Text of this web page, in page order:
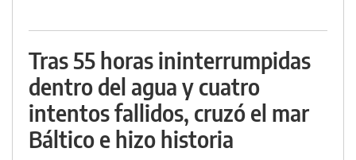
Tras 55 horas ininterrumpidas
dentro del agua y cuatro
intentos fallidos, cruzó el mar
Báltico e hizo historia